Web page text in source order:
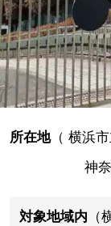
所在地（ 横浜
神
対象地域内 （